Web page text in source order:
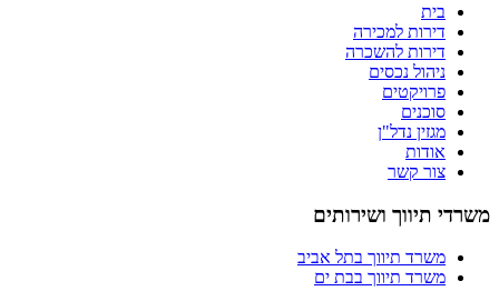
בית
דירות למכירה
דירות להשכרה
ניהול נכסים
פרויקטים
סוכנים
מגזין נדל"ן
אודות
צור קשר
משרדי תיווך ושירותים
משרד תיווך בתל אביב
משרד תיווך בבת ים